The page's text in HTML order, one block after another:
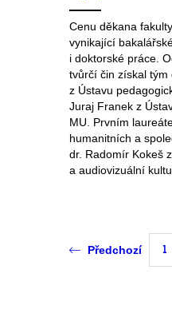
Cenu děkana
vynikající
i doktorské práce.
tvůrčí čin získal tým
z Ústavu
Juraj Franek z
MU. Prvním
humanitních a
dr. Radomír Kokeš
a audiovizuální
Předchozí 1